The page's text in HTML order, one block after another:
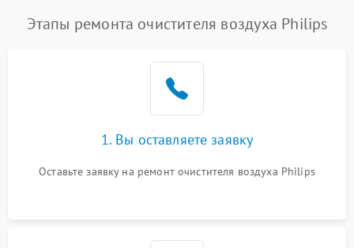
Этапы ремонта очистителя воздуха Philips
1. Вы оставляете заявку
Оставьте заявку на ремонт очистителя воздуха Philips